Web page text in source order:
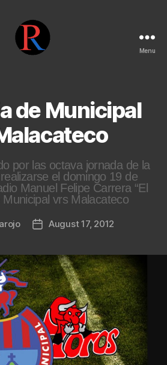
Menu
de Municipal
por las octava jornada de la
el domingo 19 de
Manuel Felipe Carrera “El
Municipal vrs Malacateco
PostAugust 17, 2012